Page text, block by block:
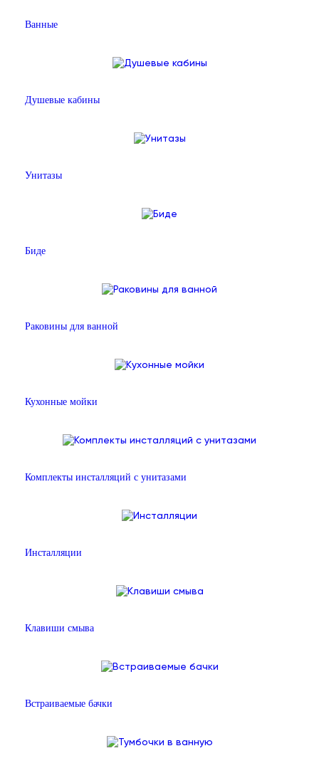
Ванные
Душевые кабины
Унитазы
Биде
Раковины для ванной
Кухонные мойки
Комплекты инсталляций с унитазами
Инсталляции
Клавиши смыва
Встраиваемые бачки